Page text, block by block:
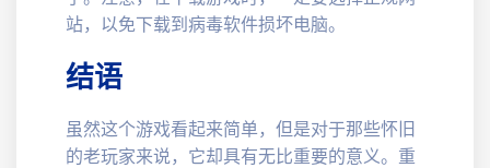
站，以免下载到病毒软件损坏电脑。
结语
虽然这个游戏看起来简单，但是对于那些怀旧
的老玩家来说，它却具有无比重要的意义。重